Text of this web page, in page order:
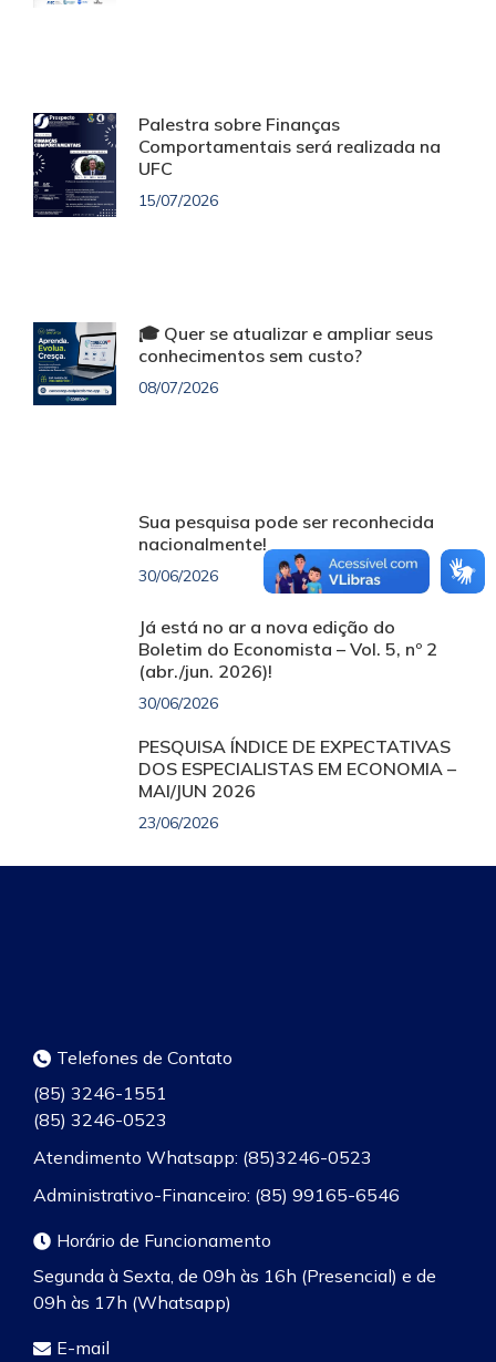
Palestra sobre Finanças
Comportamentais será realizada na
UFC
15/07/2026
🎓 Quer se atualizar e ampliar seus
conhecimentos sem custo?
08/07/2026
Sua pesquisa pode ser reconhecida
nacionalmente!
30/06/2026
Já está no ar a nova edição do
Boletim do Economista – Vol. 5, nº 2
(abr./jun. 2026)!
30/06/2026
PESQUISA ÍNDICE DE EXPECTATIVAS
DOS ESPECIALISTAS EM ECONOMIA –
MAI/JUN 2026
23/06/2026
Telefones de Contato
(85) 3246-1551
(85) 3246-0523
Atendimento Whatsapp: (85)3246-0523
Administrativo-Financeiro: (85) 99165-6546
Horário de Funcionamento
Segunda à Sexta, de 09h às 16h (Presencial) e de
09h às 17h (Whatsapp)
E-mail